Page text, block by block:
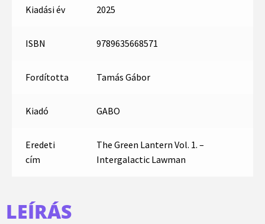
Kiadási év 2025
ISBN 9789635668571
Fordította Tamás Gábor
Kiadó GABO
Eredeti
cím
The Green Lantern Vol. 1. –
Intergalactic Lawman
LEÍRÁS